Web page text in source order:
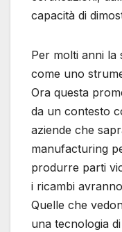
capacità di
Per molti anni la
come uno
Ora questa
da un contesto
aziende che
manufacturing
produrre parti
i ricambi
Quelle che
una tecnologia